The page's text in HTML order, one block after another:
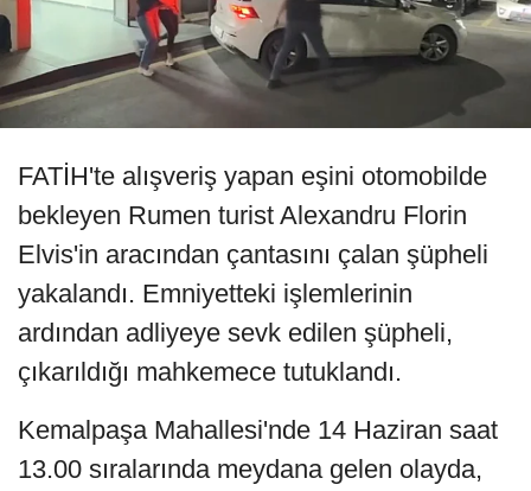
FATİH'te alışveriş yapan eşini otomobilde
bekleyen Rumen turist Alexandru Florin
Elvis'in aracından çantasını çalan şüpheli
yakalandı. Emniyetteki işlemlerinin
ardından adliyeye sevk edilen şüpheli,
çıkarıldığı mahkemece tutuklandı.
Kemalpaşa Mahallesi'nde 14 Haziran saat
13.00 sıralarında meydana gelen olayda,